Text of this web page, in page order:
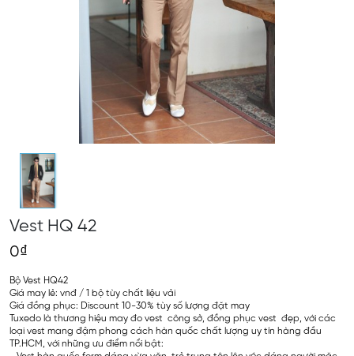
Vest HQ 42
0₫
Bộ Vest HQ42
Giá may lẻ: vnđ / 1 bộ tùy chất liệu vải
Giá đồng phục: Discount 10-30% tùy số lượng đặt may
Tuxedo là thương hiệu may đo vest công sở, đồng phục vest đẹp, với các
loại vest mang đậm phong cách hàn quốc chất lượng uy tín hàng đầu
TP.HCM, với những ưu điểm nổi bật: